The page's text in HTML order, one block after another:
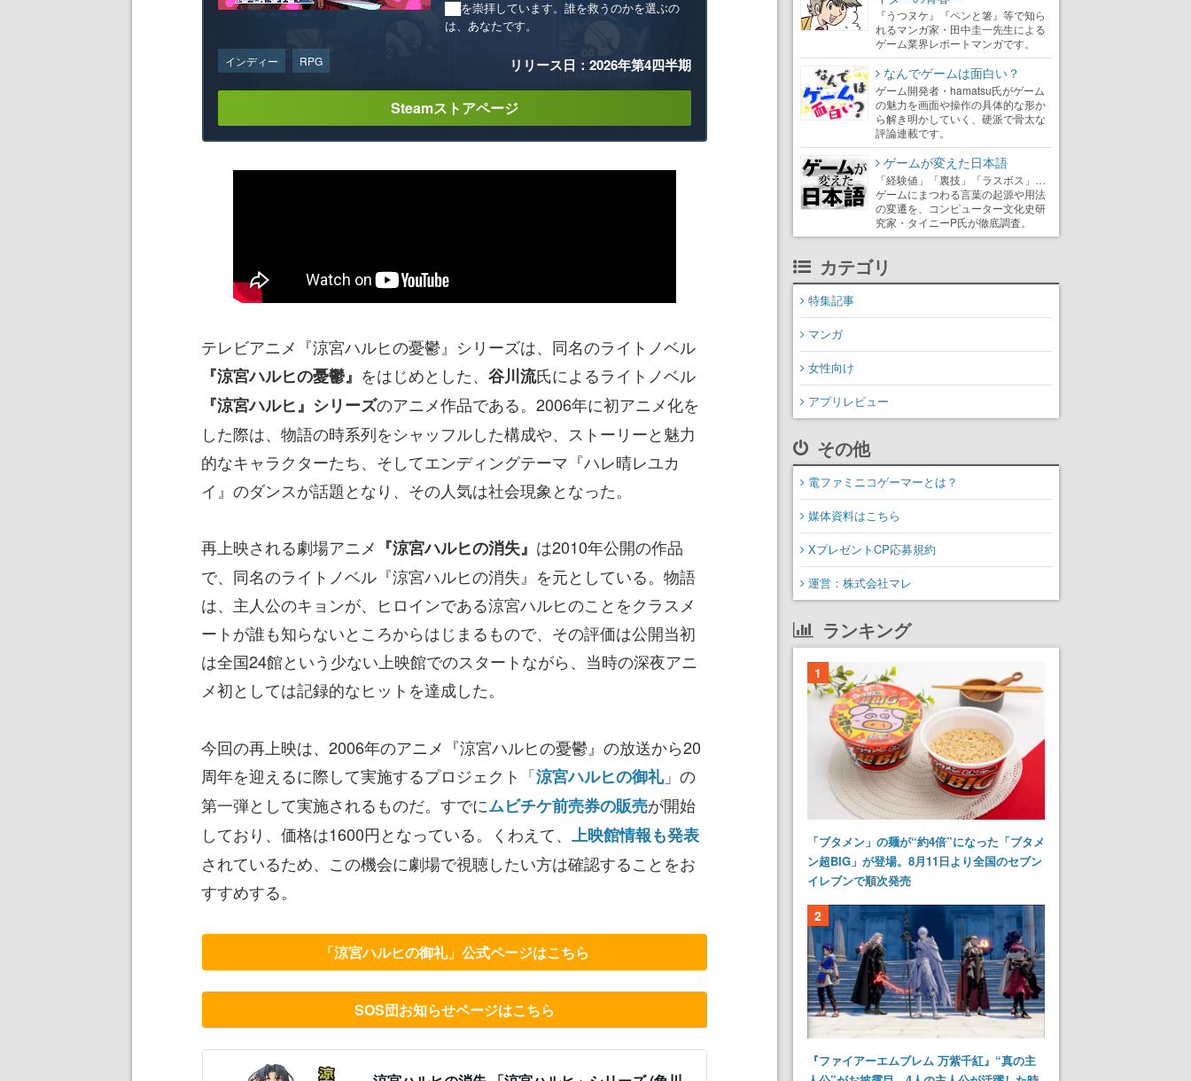
██を崇拝しています。誰を救うのかを選ぶの
は、あなたです。
インディー RPG リリース日：2026年第4四半期
Steamストアページ
テレビアニメ『涼宮ハルヒの憂鬱』シリーズは、同名のライトノベル
『涼宮ハルヒの憂鬱』 をはじめとした、 谷川流氏によるライトノベル
『涼宮ハルヒ』シリーズのアニメ作品である。2006年に初アニメ化を
した際は、物語の時系列をシャッフルした構成や、ストーリーと魅力
的なキャラクターたち、そしてエンディングテーマ『ハレ晴レユカ
イ』のダンスが話題となり、その人気は社会現象となった。
再上映される劇場アニメ 『涼宮ハルヒの消失』 は2010年公開の作品
で、同名のライトノベル『涼宮ハルヒの消失』を元としている。物語
は、主人公のキョンが、ヒロインである涼宮ハルヒのことをクラスメ
ートが誰も知らないところからはじまるもので、その評価は公開当初
は全国24館という少ない上映館でのスタートながら、当時の深夜アニ
メ初としては記録的なヒットを達成した。
今回の再上映は、2006年のアニメ『涼宮ハルヒの憂鬱』の放送から20
周年を迎えるに際して実施するプロジェクト「涼宮ハルヒの御礼」の
第一弾として実施されるものだ。すでにムビチケ前売券の販売が開始
しており、価格は1600円となっている。くわえて、 上映館情報も発表
されているため、この機会に劇場で視聴したい方は確認することをお
すすめする。
「涼宮ハルヒの御礼」公式ページはこちら
SOS団お知らせページはこちら
『うつヌケ』『ペンと箸』等で知ら
れるマンガ家・田中圭一先生による
ゲーム業界レポートマンガです。
なんでゲームは面白い？
ゲーム開発者・hamatsu氏がゲーム
の魅力を画面や操作の具体的な形か
ら解き明かしていく、硬派で骨太な
評論連載です。
ゲームが変えた日本語
「経験値」「裏技」「ラスボス」…
ゲームにまつわる言葉の起源や用法
の変遷を、コンピューター文化史研
究家・タイニーP氏が徹底調査。
カテゴリ
特集記事
マンガ
女性向け
アプリレビュー
その他
電ファミニコゲーマーとは？
媒体資料はこちら
XプレゼントCP応募規約
運営：株式会社マレ
ランキング
1
「ブタメン」の麺が“約4倍”になった「ブタメ
ン超BIG」が登場。8月11日より全国のセブン
イレブンで順次発売
2
『ファイアーエムブレム 万紫千紅』“真の主